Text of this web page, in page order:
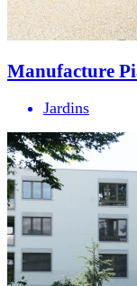
Manufacture
Jardins